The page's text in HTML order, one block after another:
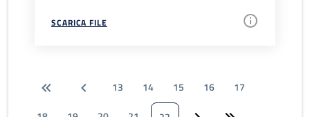
SCARICA FILE
13 14 15 16
17